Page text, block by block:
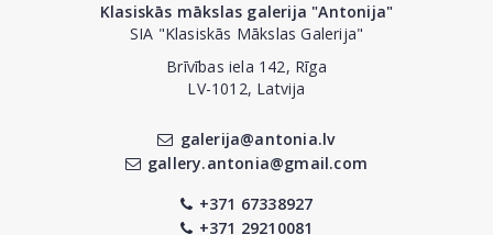
Klasiskās mākslas galerija "Antonija"
SIA "Klasiskās Mākslas Galerija"
Brīvības iela 142, Rīga
LV-1012, Latvija
galerija@antonia.lv
gallery.antonia@gmail.com
+371 67338927
+371 29210081